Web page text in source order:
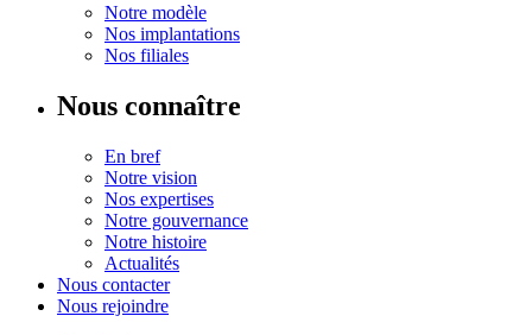
Notre modèle
Nos implantations
Nos filiales
Nous connaître
En bref
Notre vision
Nos expertises
Notre gouvernance
Notre histoire
Actualités
Nous contacter
Nous rejoindre